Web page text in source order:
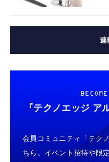
連
『テクノエッジ ア
会員コミュニティ「テク
ちら。イベント招待や限